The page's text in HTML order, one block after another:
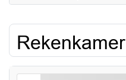
Rekenkamer